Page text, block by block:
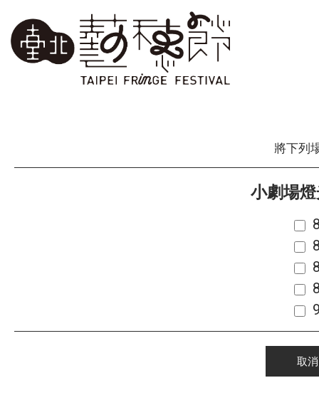
將下列
小劇場
取消